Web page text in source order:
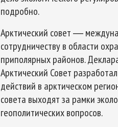
подробно.
Арктический совет ―
сотрудничеству в области
приполярных районов.
Арктический Совет
действий в арктическом
совета выходят за рамки
геополитических вопросов.